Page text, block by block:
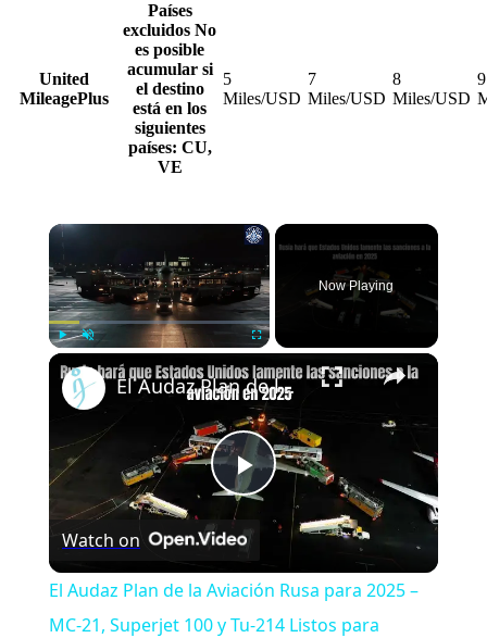
United
MileagePlus
Países
excluidos No
es posible
acumular si
el destino
está en los
siguientes
países: CU,
VE
5
Miles/USD
7
Miles/USD
8
Miles/USD
9
Now Playing
Play
Video
El Audaz Plan de la Aviación Rusa para 2025 – MC-21, Superjet 100 y Tu-214 Listos para Despegar
Watch on
El Audaz Plan de la Aviación Rusa para 2025 –
MC-21, Superjet 100 y Tu-214 Listos para